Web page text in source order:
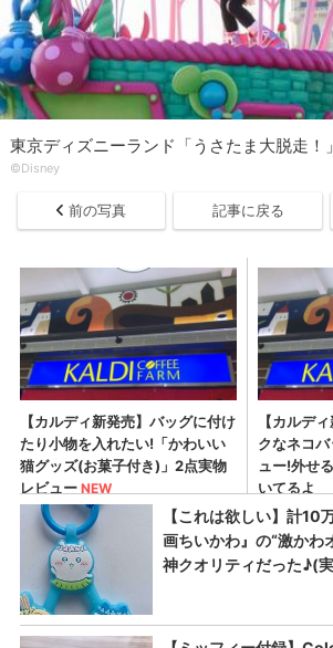
東京ディズニーランド「うさたま大脱走！」
©︎Disney
前の写真 記事に戻る